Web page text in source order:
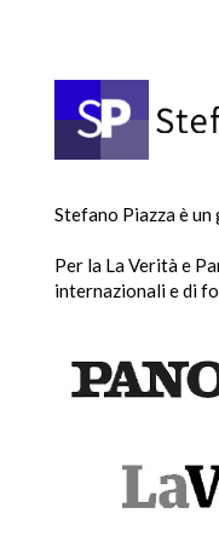
Stefano Piazza è
Per la La Verità e
internazionali e di